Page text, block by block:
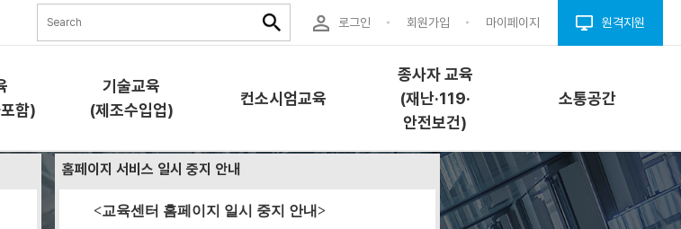
홈페이지 서비스 일시 중지 안내
<교육센터 홈페이지 일시 중지 안내>
로그인 회원가입 마이페이지 원격지원
함)
기술교육
(제조수입업)
컨소시엄교육
종사자 교육
(재난·119·
안전보건)
소통공간
(제조수입업)
종사자 교육(재난
·119·안전보건)
소통공간